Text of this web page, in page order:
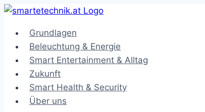
Zum
springenGrundlagen
Beleuchtung & Energie
Smart Entertainment & Alltag
Zukunft
Smart Health & Security
Über uns